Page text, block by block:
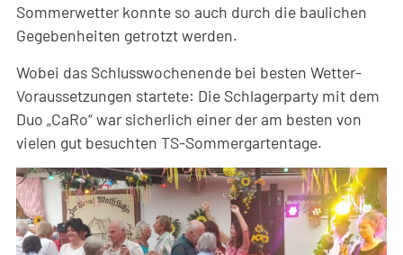
Sommerwetter konnte so auch durch die baulichen
Gegebenheiten getrotzt werden.
Wobei das Schlusswochenende bei besten Wetter-
Voraussetzungen startete: Die Schlagerparty mit dem
Duo „CaRo“ war sicherlich einer der am besten von
vielen gut besuchten TS-Sommergartentage.